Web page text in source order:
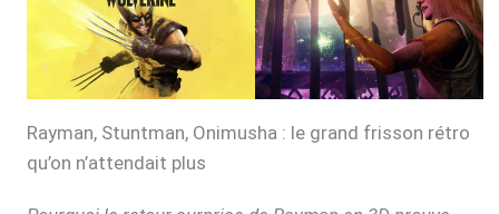
Rayman, Stuntman, Onimusha : le grand frisson rétro
qu’on n’attendait plus